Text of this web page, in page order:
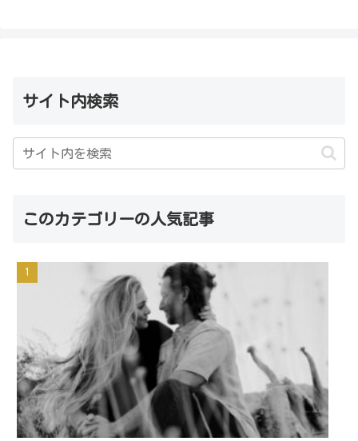
サイト内検索
このカテゴリーの人気記事